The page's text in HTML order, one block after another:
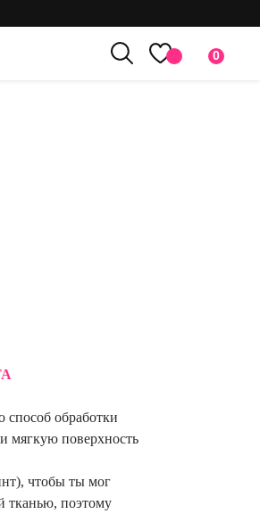
0
обработки
мягкую поверхность
чтобы ты мог
тканью, поэтому